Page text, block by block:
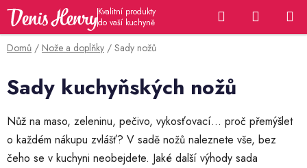
Přejít
obsah
Hledat
KOŠÍK
Domů / Nože a doplňky / Sady nožů
Sady kuchyňských nožů
Nůž na maso, zeleninu, pečivo, vykosťovací… proč přemýšlet
o každém nákupu zvlášť? V sadě nožů naleznete vše, bez
čeho se v kuchyni neobejdete. Jaké další výhody sada